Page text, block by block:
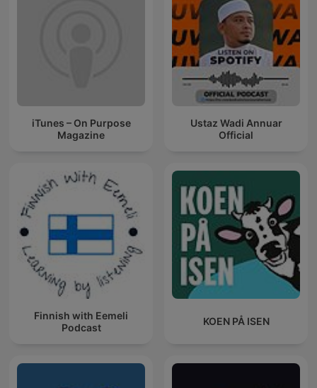
iTunes – On Purpose
Magazine
Ustaz Wadi Annuar
Official
Finnish with Eemeli
Podcast
KOEN PÅ ISEN